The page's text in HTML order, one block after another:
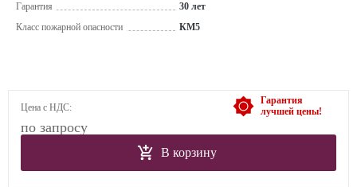
Гарантия
30 лет
Класс пожарной опасности
КМ5
Гарантия
лучшей цены!
Цена с НДС:
по запросу
В корзину